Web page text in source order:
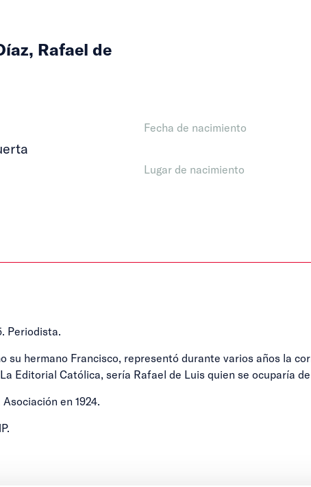
Rafael de
Fecha de nacimiento
Lugar de nacimiento
Periodista.
su hermano Francisco, representó durante varios años la
Editorial Católica, sería Rafael de Luis quien se ocuparía
en 1924.